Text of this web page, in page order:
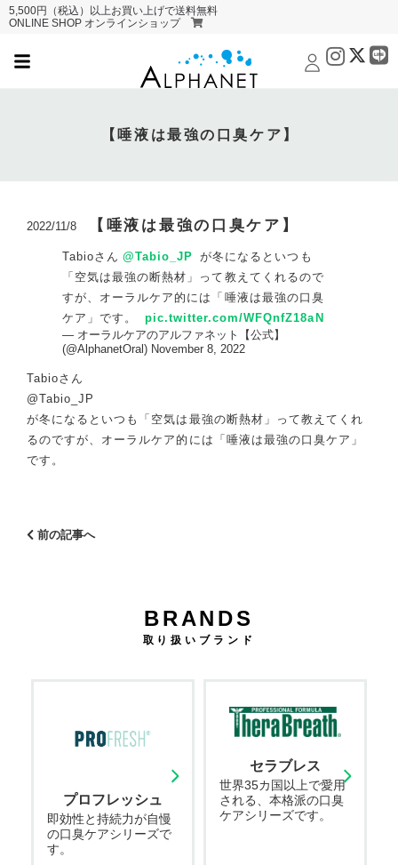
5,500円（税込）以上お買い上げで送料無料
ONLINE SHOP オンラインショップ
【唾液は最強の口臭ケア】
2022/11/8 【唾液は最強の口臭ケア】
Tabioさん @Tabio_JP が冬になるといつも
「空気は最強の断熱材」って教えてくれるので
すが、オーラルケア的には「唾液は最強の口臭
ケア」です。
pic.twitter.com/WFQnfZ18aN
— オーラルケアのアルファネット【公式】
(@AlphanetOral) November 8, 2022
Tabioさん
@Tabio_JP
が冬になるといつも「空気は最強の断熱材」って教えてくれ
るのですが、オーラルケア的には「唾液は最強の口臭ケア」
です。
前の記事へ
BRANDS
取り扱いブランド
プロフレッシュ
即効性と持続力が自慢
の口臭ケアシリーズで
す。
セラブレス
世界35カ国以上で愛用
される、本格派の口臭
ケアシリーズです。